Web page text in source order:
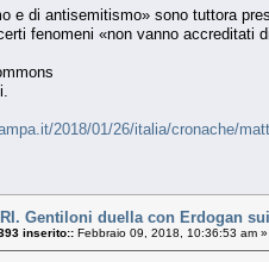
e di antisemitismo» sono tuttora
fenomeni «non vanno accreditati
2018/01/26/italia/cronache/
Gentiloni duella con Erdogan
inserito:: Febbraio 09, 2018, 10:36:53 am »